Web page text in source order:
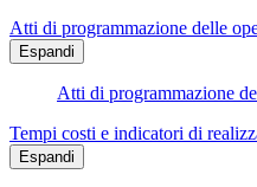
Atti di programmazione delle
Espandi
Atti di programmazione
Tempi costi e indicatori di
Espandi